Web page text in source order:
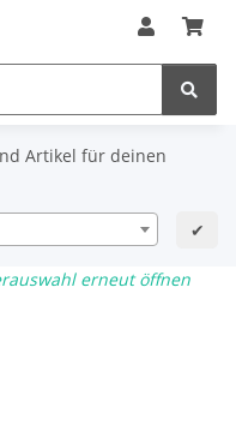
Artikel für deinen
✔
erneut öffnen